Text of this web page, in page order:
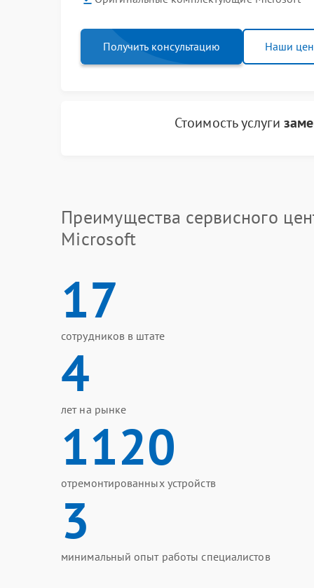
Получить консультацию Наши
Стоимость услуги
Преимущества сервисного
Microsoft
17
сотрудников в штате
4
лет на рынке
1120
отремонтированных устройств
3
минимальный опыт работы специалистов